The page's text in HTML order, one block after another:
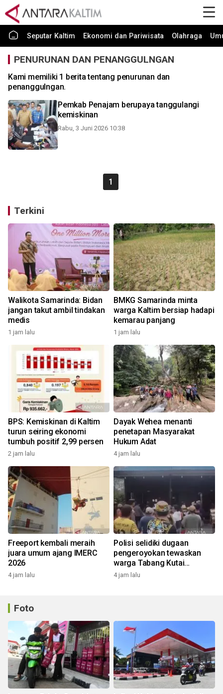
Seputar Kaltim Ekonomi dan Pariwisata Olahraga
PENURUNAN DAN PENANGGULNGAN
Kami memiliki 1 berita tentang penurunan dan
penanggulngan.
Pemkab Penajam berupaya tanggulangi
kemiskinan
Rabu, 3 Juni 2026 10:38
1
Terkini
Walikota Samarinda: Bidan
jangan takut ambil tindakan
medis
1 jam lalu
BMKG Samarinda minta
warga Kaltim bersiap hadapi
kemarau panjang
1 jam lalu
BPS: Kemiskinan di Kaltim
turun seiring ekonomi
tumbuh positif 2,99 persen
2 jam lalu
Dayak Wehea menanti
penetapan Masyarakat
Hukum Adat
4 jam lalu
Freeport kembali meraih
juara umum ajang IMERC
2026
4 jam lalu
Polisi selidiki dugaan
pengeroyokan tewaskan
warga Tabang Kutai
Kartanegara
4 jam lalu
Foto